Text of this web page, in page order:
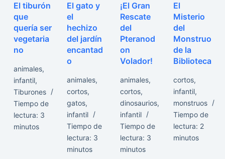
El tiburón
que
quería ser
vegetaria
no
animales,
infantil,
Tiburones
Tiempo de
lectura: 3
minutos
El gato y
el
hechizo
del jardín
encantad
o
animales,
cortos,
gatos,
infantil
Tiempo de
lectura: 3
minutos
¡El Gran
Rescate
del
Pteranod
on
Volador!
animales,
cortos,
dinosaurios,
infantil
Tiempo de
lectura: 3
minutos
El
Misterio
del
Monstruo
de la
Biblioteca
cortos,
infantil,
monstruos
Tiempo de
lectura: 2
minutos